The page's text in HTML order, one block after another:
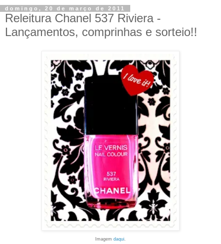
domingo, 20 de março de 2011
Releitura Chanel 537 Riviera -
Lançamentos, comprinhas e sorteio!!
Imagem daqui